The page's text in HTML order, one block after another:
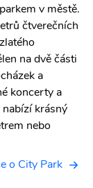
v městě.
čtverečních
na dvě části
a
koncerty a
nabízí krásný
nebo
o City Park